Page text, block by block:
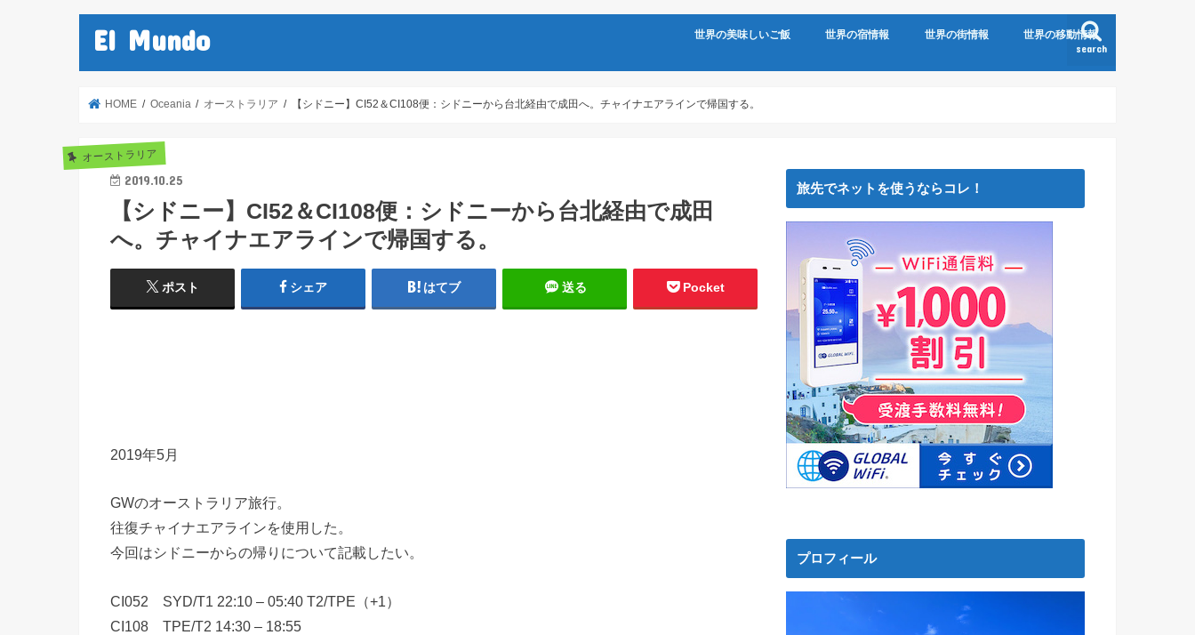
El Mundo search
世界の美味しいご飯 世界の宿情報 世界の街情報 世界の移動情報
HOME Oceania オーストラリア 【シドニー】CI52＆CI108便：シドニーから台北経由で成田へ。チャイナエアラインで帰国する。
オーストラリア
2019.10.25
【シドニー】CI52＆CI108便：シドニーから台北経由で成田
へ。チャイナエアラインで帰国する。
ポスト シェア はてブ 送る Pocket
2019年5月
GWのオーストラリア旅行。
往復チャイナエアラインを使用した。
今回はシドニーからの帰りについて記載したい。
CI052 SYD/T1 22:10 – 05:40 T2/TPE（+1）
CI108 TPE/T2 14:30 – 18:55
旅先でネットを使うならコレ！
プロフィール